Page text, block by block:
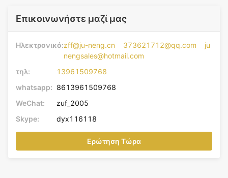
Επικοινωνήστε μαζί μας
Ηλεκτρονικό:zff@ju-neng.cn 373621712@qq.com ju
nengsales@hotmail.com
τηλ:
13961509768
whatsapp: 8613961509768
WeChat:
zuf_2005
Skype:
dyx116118
Ερώτηση Τώρα